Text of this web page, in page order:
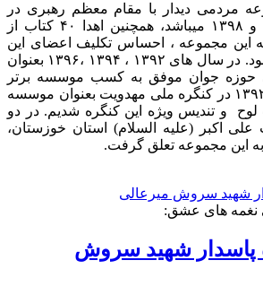
مردمی دیدار با مقام معظم رهبری در
سالهای ۱۳۹۳ ، ۱۳۹۷ و ۱۳۹۸ میباشد، همچنین اهدا ۴۰ کتاب از
این مجموعه ، احساس تکلیف اعضای این
مجموعه را دوچندان نمود. در سال های ۱۳۹۲ ، ۱۳۹۴ ،۱۳۹۶ بعنوان
حوزه جوان موفق به کسب موسسه برتر
استان شدیم. در سال ۱۳۹۲ در کنگره ملی مهدویت بعنوان موسسه
لوح و تندیس ویژه این کنگره شدیم. در دو
اکبر (علیه السلام) استان خوزستان،
این مجموعه تعلق گرفت.
نغمه های عشق:
پاسدار شهید سروش